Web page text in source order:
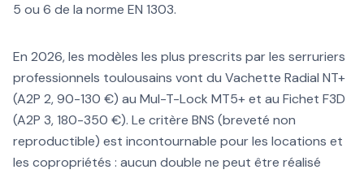
5 ou 6 de la norme EN 1303.
En 2026, les modèles les plus prescrits par les serruriers
professionnels toulousains vont du Vachette Radial NT+
(A2P 2, 90-130 €) au Mul-T-Lock MT5+ et au Fichet F3D
(A2P 3, 180-350 €). Le critère BNS (breveté non
reproductible) est incontournable pour les locations et
les copropriétés : aucun double ne peut être réalisé